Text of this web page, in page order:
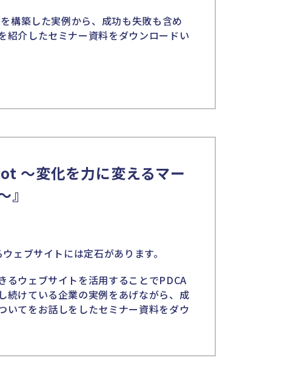
構築した実例から、成功も失敗も含め
紹介したセミナー資料をダウンロードい
〜変化を力に変えるマー
ェブサイトには定石があります。
るウェブサイトを活用することでPDCA
続けている企業の実例をあげながら、成
いてをお話しをしたセミナー資料をダウ